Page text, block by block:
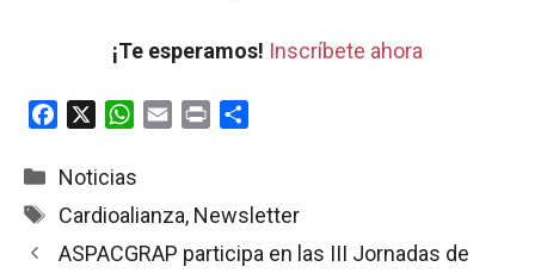
¡Te esperamos! Inscríbete ahora
c
b
o
W
a
s
A
l
t
a
r
Categorías
Noticias
Etiquetas
Cardioalianza, Newsletter
ASPACGRAP participa en las III Jornadas de